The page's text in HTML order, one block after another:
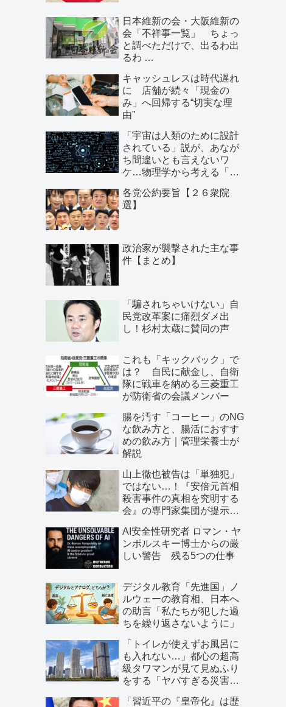
日本維新の会・大阪維新の
会「不祥事一覧」 ちょっ
と調べただけで、出るわ出
るわ …
キャッシュレスは時代遅れ
に 店舗が続々「現金の
み」へ回帰する“切実な理
由”
「宇宙は人類のために設計
されている」説が、あなが
ち間違いとも言えないワ
ケ…物理学から考える「こ
各党公約要旨【２６衆院
選】
政治家が襲撃された主な事
件【まとめ】
「騙されちゃいけない」自
民党改革案に痛烈ダメ出
し！杉村太蔵に賛同の声
これも「キックバック」で
は？ 自民に献金し、自衛
隊に戦車を納める三菱重工
が防衛省の会議メンバー
腸を汚す「コーヒー」のNG
な飲み方と、腸活におすす
めの飲み方｜管理栄養士が
解説
山上徹也被告は「単独犯」
ではない…！『安倍元首相
殺害事件の真相を究明する
会』の専門家集団が提示し
AI安全性研究者 ロマン・ヤ
ンポルスキー博士からの厳
しい警告 残る5つの仕事
デジタル教育「先進国」ノ
ルウェーの教育相、日本へ
の助言「私たちが犯した過
ちを繰り返さないように」
「トイレが使えずお風呂に
も入れない…」都心の超高
級タワマンが見て見ぬふり
をする「ヤバすぎる災害リ
「習近平の『皇帝化』は歴